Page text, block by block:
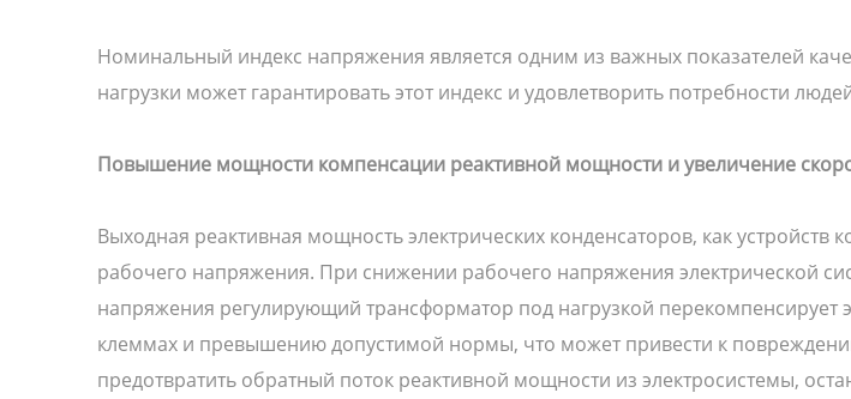
Номинальный индекс напряжения является одним из важных показателей
нагрузки может гарантировать этот индекс и удовлетворить потребности
Повышение мощности компенсации реактивной мощности и увеличение
Выходная реактивная мощность электрических конденсаторов, как
рабочего напряжения. При снижении рабочего напряжения электрической
напряжения регулирующий трансформатор под нагрузкой
клеммах и превышению допустимой нормы, что может привести к
предотвратить обратный поток реактивной мощности из электросистемы,